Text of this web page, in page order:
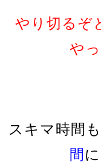
やり切るぞ
や
スキマ時間
間